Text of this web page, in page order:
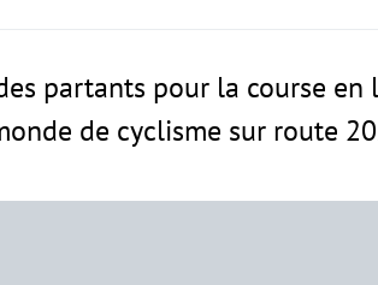
partants pour la course en
de cyclisme sur route